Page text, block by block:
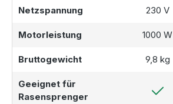
Netzspannung 230 V
Motorleistung 1000 W
Bruttogewicht 9,8 kg
Geeignet für
Rasensprenger